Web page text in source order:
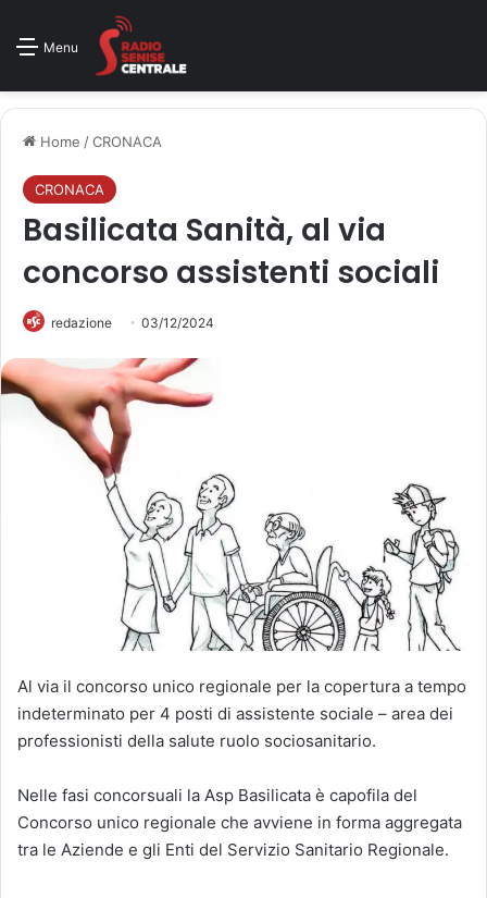
Menu
Home /CRONACA
CRONACA
Basilicata Sanità, al via
concorso assistenti sociali
redazione 03/12/2024
Al via il concorso unico regionale per la copertura a tempo
indeterminato per 4 posti di assistente sociale – area dei
professionisti della salute ruolo sociosanitario.
Nelle fasi concorsuali la Asp Basilicata è capofila del
Concorso unico regionale che avviene in forma aggregata
tra le Aziende e gli Enti del Servizio Sanitario Regionale.